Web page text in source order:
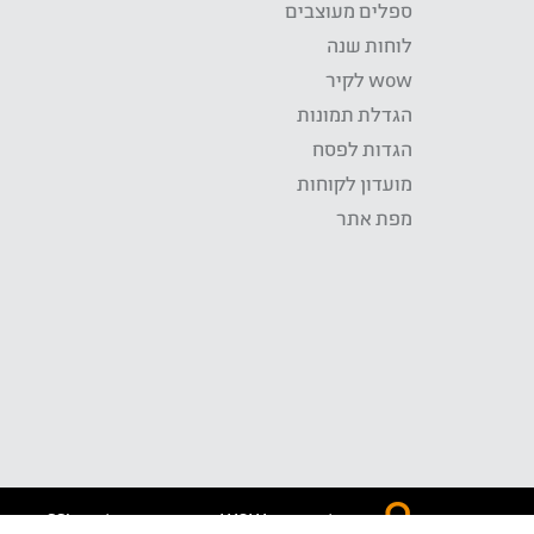
ספלים מעוצבים
לוחות שנה
wow לקיר
הגדלת תמונות
הגדות לפסח
מועדון לקוחות
מפת אתר
התשלום באתר WOW מאובטח בטכנולוגית SSL